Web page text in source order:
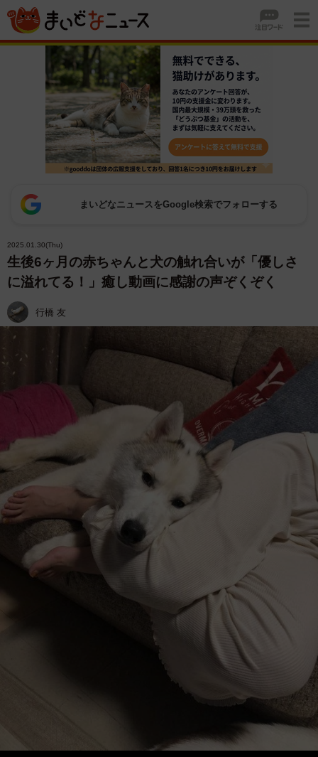
まいどなニュースをGoogle検索でフォローする
2025.01.30(Thu)
生後6ヶ月の赤ちゃんと犬の触れ合いが「優しさ
に溢れてる！」癒し動画に感謝の声ぞくぞく
行橋 友